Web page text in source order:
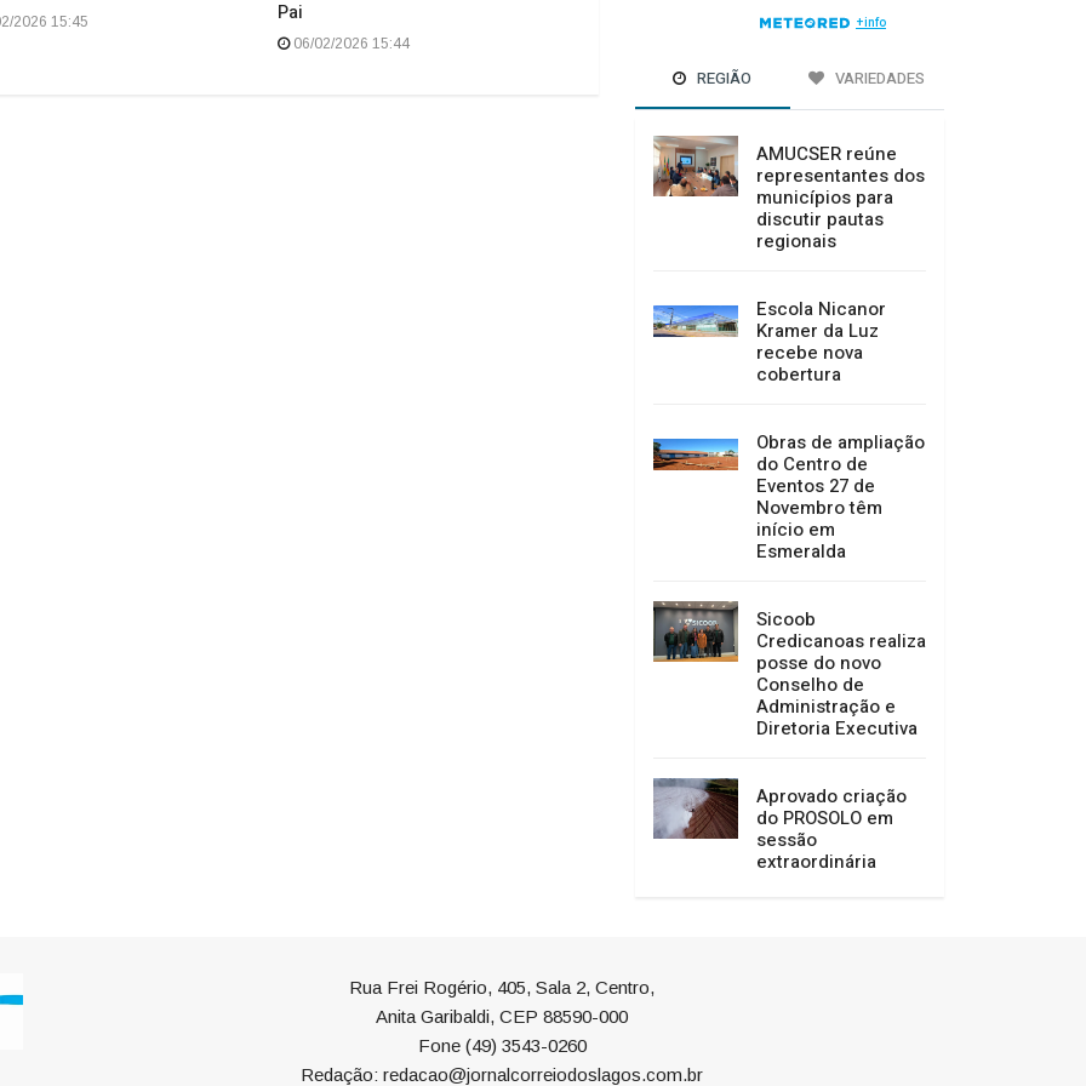
2026 15:45
Pai
06/02/2026 15:44
REGIÃO VARIEDADES
AMUCSER reúne
representantes dos
municípios para
discutir pautas
regionais
Escola Nicanor
Kramer da Luz
recebe nova
cobertura
Obras de ampliação
do Centro de
Eventos 27 de
Novembro têm
início em
Esmeralda
Sicoob
Credicanoas realiza
posse do novo
Conselho de
Administração e
Diretoria Executiva
Aprovado criação
do PROSOLO em
sessão
extraordinária
Rua Frei Rogério, 405, Sala 2, Centro,
Anita Garibaldi, CEP 88590-000
Fone (49) 3543-0260
Redação: redacao@jornalcorreiodoslagos.com.br